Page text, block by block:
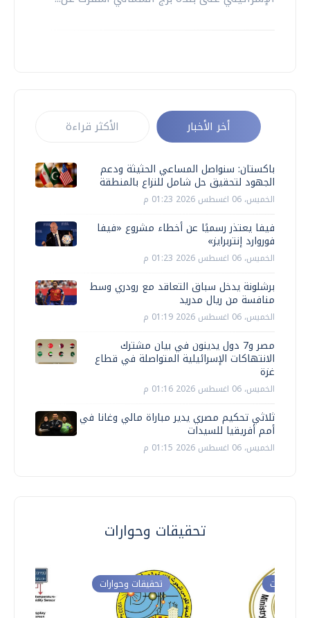
أخر الأخبار الأكثر قراءة
باكستان: سنواصل المساعي الحثيثة ودعم
الجهود لتحقيق حل شامل للنزاع بالمنطقة
الخميس، 06 اغسطس 2026 01:23 م
فيفا يعتذر رسميًا عن أخطاء مشروع «فيفا
فوروارد إنتربرايز»
الخميس، 06 اغسطس 2026 01:23 م
برشلونة يدخل سباق التعاقد مع رودري وسط
منافسة من ريال مدريد
الخميس، 06 اغسطس 2026 01:19 م
مصر و7 دول يدينون في بيان مشترك
الانتهاكات الإسرائيلية المتواصلة في قطاع
غزة
الخميس، 06 اغسطس 2026 01:16 م
ثلاثي تحكيم مصري يدير مباراة مالي وغانا في
أمم أفريقيا للسيدات
الخميس، 06 اغسطس 2026 01:15 م
تحقيقات وحوارات
تحقيقات وحوارات وحوارات